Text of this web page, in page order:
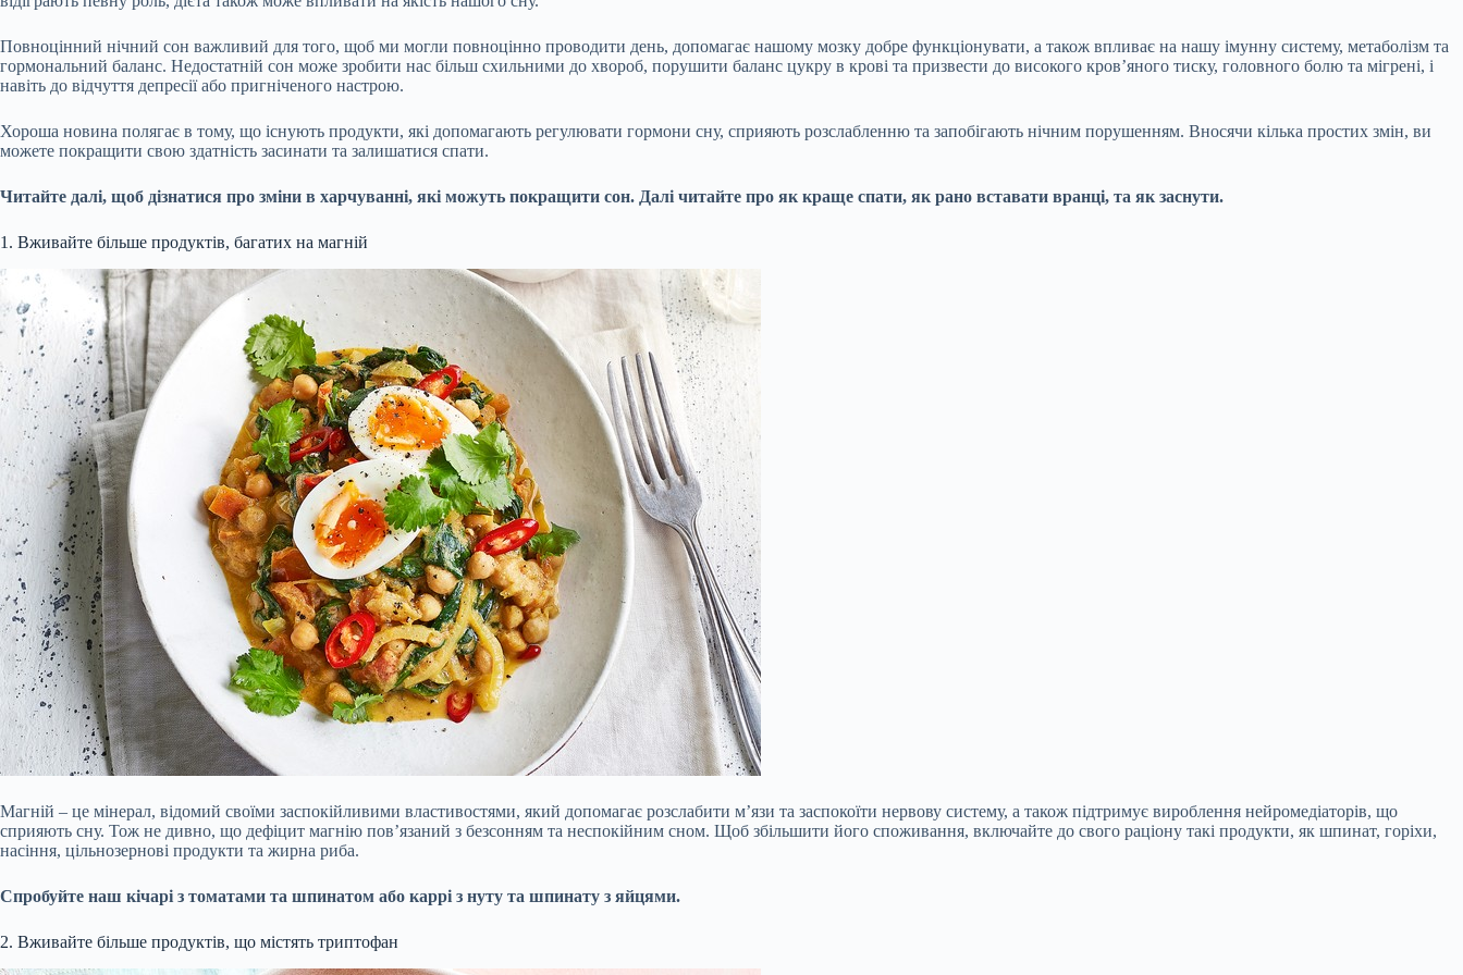
Повноцінний нічний сон важливий для того, щоб ми могли повноцінно проводити день, допомагає нашому мозку добре функціонувати, а також впливає на нашу імунну систему, метаболізм та
гормональний баланс. Недостатній сон може зробити нас більш схильними до хвороб, порушити баланс цукру в крові та призвести до високого кров’яного тиску, головного болю та мігрені, і
навіть до відчуття депресії або пригніченого настрою.
Хороша новина полягає в тому, що існують продукти, які допомагають регулювати гормони сну, сприяють розслабленню та запобігають нічним порушенням. Вносячи кілька простих змін, ви
можете покращити свою здатність засинати та залишатися спати.
Читайте далі, щоб дізнатися про зміни в харчуванні, які можуть покращити сон. Далі читайте про як краще спати, як рано вставати вранці, та як заснути.
1. Вживайте більше продуктів, багатих на магній
Магній – це мінерал, відомий своїми заспокійливими властивостями, який допомагає розслабити м’язи та заспокоїти нервову систему, а також підтримує вироблення нейромедіаторів, що
сприяють сну. Тож не дивно, що дефіцит магнію пов’язаний з безсонням та неспокійним сном. Щоб збільшити його споживання, включайте до свого раціону такі продукти, як шпинат, горіхи,
насіння, цільнозернові продукти та жирна риба.
Спробуйте наш кічарі з томатами та шпинатом або каррі з нуту та шпинату з яйцями.
2. Вживайте більше продуктів, що містять триптофан